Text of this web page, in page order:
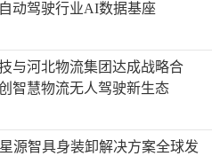
动驾驶行业AI数据基座
与河北物流集团达成战略合
智慧物流无人驾驶新生态
源智具身装卸解决方案全球发